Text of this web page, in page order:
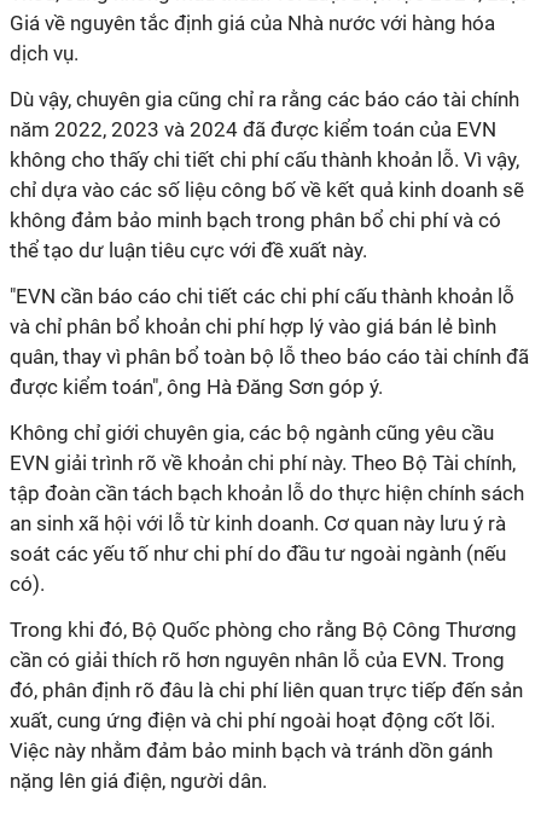
Giá về nguyên tắc định giá của Nhà nước với hàng hóa
dịch vụ.
Dù vậy, chuyên gia cũng chỉ ra rằng các báo cáo tài chính
năm 2022, 2023 và 2024 đã được kiểm toán của EVN
không cho thấy chi tiết chi phí cấu thành khoản lỗ. Vì vậy,
chỉ dựa vào các số liệu công bố về kết quả kinh doanh sẽ
không đảm bảo minh bạch trong phân bổ chi phí và có
thể tạo dư luận tiêu cực với đề xuất này.
"EVN cần báo cáo chi tiết các chi phí cấu thành khoản lỗ
và chỉ phân bổ khoản chi phí hợp lý vào giá bán lẻ bình
quân, thay vì phân bổ toàn bộ lỗ theo báo cáo tài chính đã
được kiểm toán", ông Hà Đăng Sơn góp ý.
Không chỉ giới chuyên gia, các bộ ngành cũng yêu cầu
EVN giải trình rõ về khoản chi phí này. Theo Bộ Tài chính,
tập đoàn cần tách bạch khoản lỗ do thực hiện chính sách
an sinh xã hội với lỗ từ kinh doanh. Cơ quan này lưu ý rà
soát các yếu tố như chi phí do đầu tư ngoài ngành (nếu
có).
Trong khi đó, Bộ Quốc phòng cho rằng Bộ Công Thương
cần có giải thích rõ hơn nguyên nhân lỗ của EVN. Trong
đó, phân định rõ đâu là chi phí liên quan trực tiếp đến sản
xuất, cung ứng điện và chi phí ngoài hoạt động cốt lõi.
Việc này nhằm đảm bảo minh bạch và tránh dồn gánh
nặng lên giá điện, người dân.